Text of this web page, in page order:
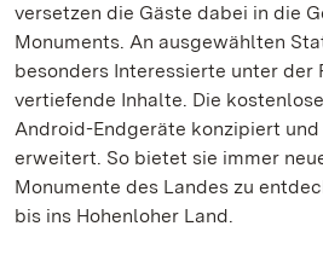
versetzen die Gäste dabei in die
Monuments. An ausgewählten
besonders Interessierte unter der
vertiefende Inhalte. Die
Android-Endgeräte konzipiert
erweitert. So bietet sie immer
Monumente des Landes zu
bis ins Hohenloher Land.